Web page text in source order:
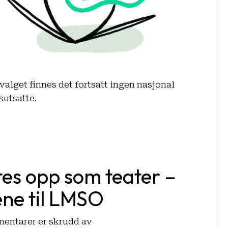
finnes det fortsatt ingen nasjonal
opp som teater –
til LMSO
er skrudd avfor